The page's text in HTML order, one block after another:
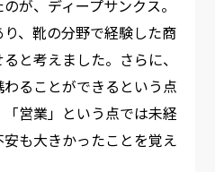
が、ディープサンクス。
、靴の分野で経験した商
と考えました。さらに、
ることができるという点
営業」という点では未経
も大きかったことを覚え